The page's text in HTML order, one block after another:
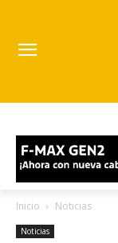
Inicio Noticias
Noticias